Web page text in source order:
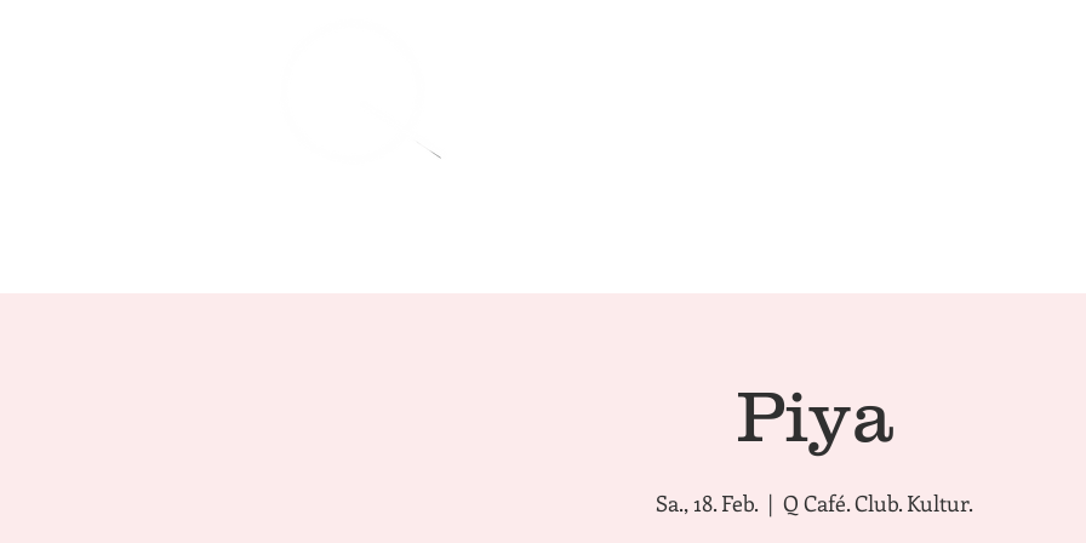
Piya
Sa., 18. Feb.
  |
Q Café. Club. Kultur.